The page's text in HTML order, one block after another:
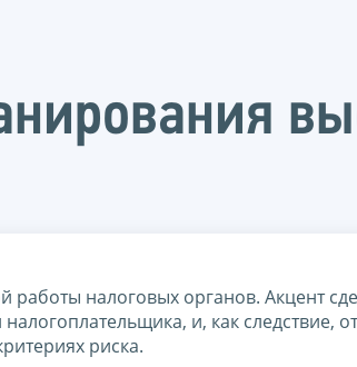
налоговых органов. Акцент
и, как следствие,
риска.